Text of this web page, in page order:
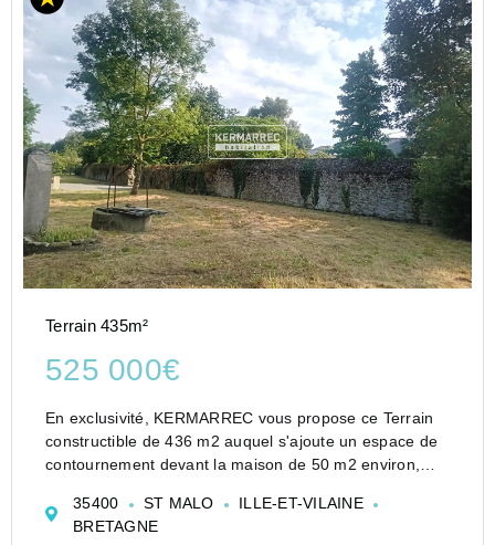
Terrain 435m²
525 000€
En exclusivité, KERMARREC vous propose ce Terrain
constructible de 436 m2 auquel s'ajoute un espace de
contournement devant la maison de 50 m2 environ,
idéalement exposé Sud/Ouest vous permettra de
cons...
35400 ST MALO
ILLE-ET-VILAINE
BRETAGNE